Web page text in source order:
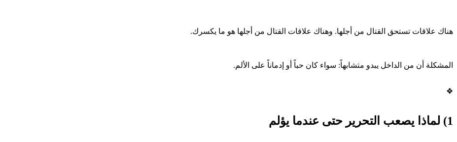
هناك علاقات تستحق القتال من أجلها. وهناك علاقات القتال من أجلها هو ما يكسرك.
المشكلة أن من الداخل يبدو متشابهاً: سواء كان حباً أو إدماناً على الألم.
❖
1) لماذا يصعب التحرير حتى عندما يؤلم